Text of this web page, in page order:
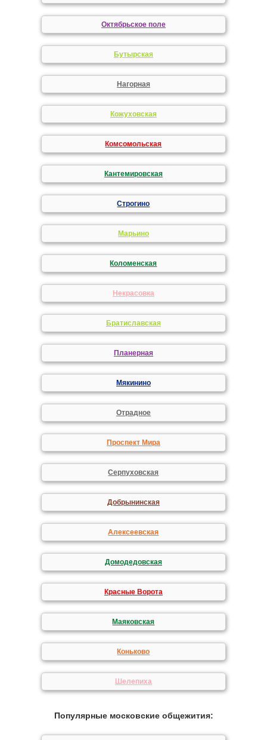
Октябрьское поле
Бутырская
Нагорная
Кожуховская
Комсомольская
Кантемировская
Строгино
Марьино
Коломенская
Некрасовка
Братиславская
Планерная
Мякинино
Отрадное
Проспект Мира
Серпуховская
Добрынинская
Алексеевская
Домодедовская
Красные Ворота
Маяковская
Коньково
Шелепиха
Популярные московские общежития: